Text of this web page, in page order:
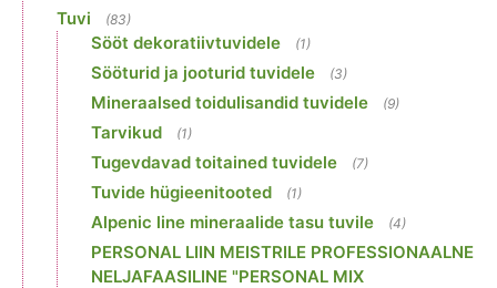
Tuvi (83)
Sööt dekoratiivtuvidele (1)
Sööturid ja jooturid tuvidele (3)
Mineraalsed toidulisandid tuvidele (9)
Tarvikud (1)
Tugevdavad toitained tuvidele (7)
Tuvide hügieenitooted (1)
Alpenic line mineraalide tasu tuvile (4)
PERSONAL LIIN MEISTRILE PROFESSIONAALNE
NELJAFAASILINE "PERSONAL MIX